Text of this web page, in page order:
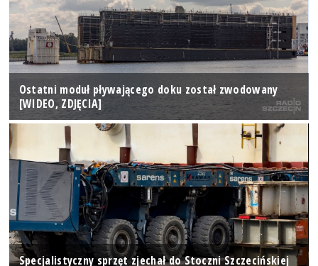
Ostatni moduł pływającego doku został zwodowany
[WIDEO, ZDJĘCIA]
Specjalistyczny sprzęt zjechał do Stoczni Szczecińskiej